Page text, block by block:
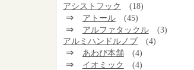
アシストフック
(18)
⇒ アトール (45)
⇒ アルファタックル
(3)
アルミハンドルノブ
(4)
⇒ あわび本舗 (4)
⇒ イオミック
(4)